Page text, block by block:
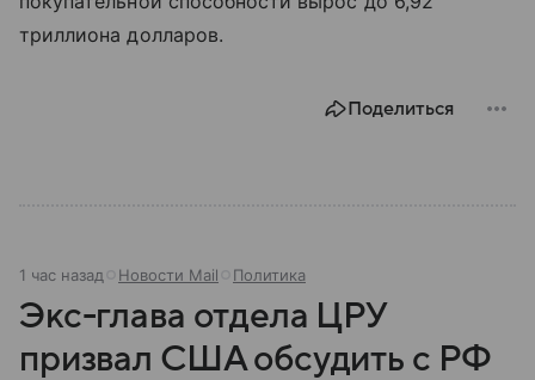
триллиона долларов.
Поделиться
1 час назад Новости Mail Политика
Экс-глава отдела ЦРУ
призвал США обсудить с РФ